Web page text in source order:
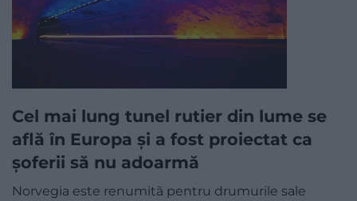
Cel mai lung tunel rutier din lume se
află în Europa și a fost proiectat ca
șoferii să nu adoarmă
Norvegia este renumită pentru drumurile sale